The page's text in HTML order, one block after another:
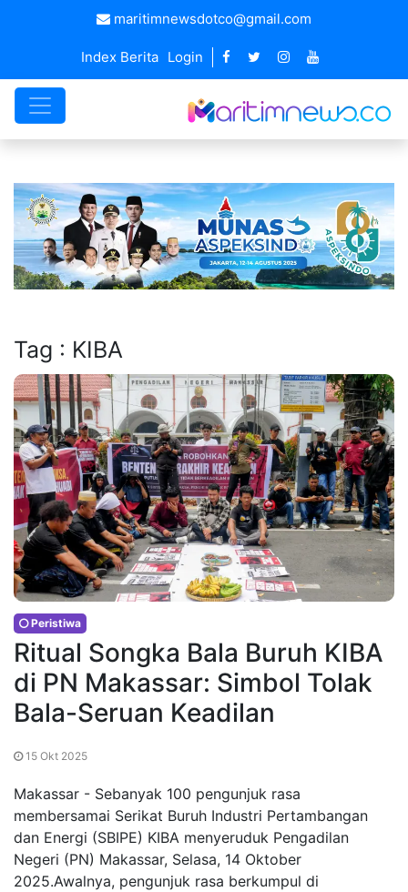
maritimnewsdotco@gmail.com
Index Berita Login
Tag : KIBA
Peristiwa
Ritual Songka Bala Buruh KIBA
di PN Makassar: Simbol Tolak
Bala-Seruan Keadilan
15 Okt 2025
Makassar - Sebanyak 100 pengunjuk rasa
membersamai Serikat Buruh Industri Pertambangan
dan Energi (SBIPE) KIBA menyeruduk Pengadilan
Negeri (PN) Makassar, Selasa, 14 Oktober
2025.Awalnya, pengunjuk rasa berkumpul di